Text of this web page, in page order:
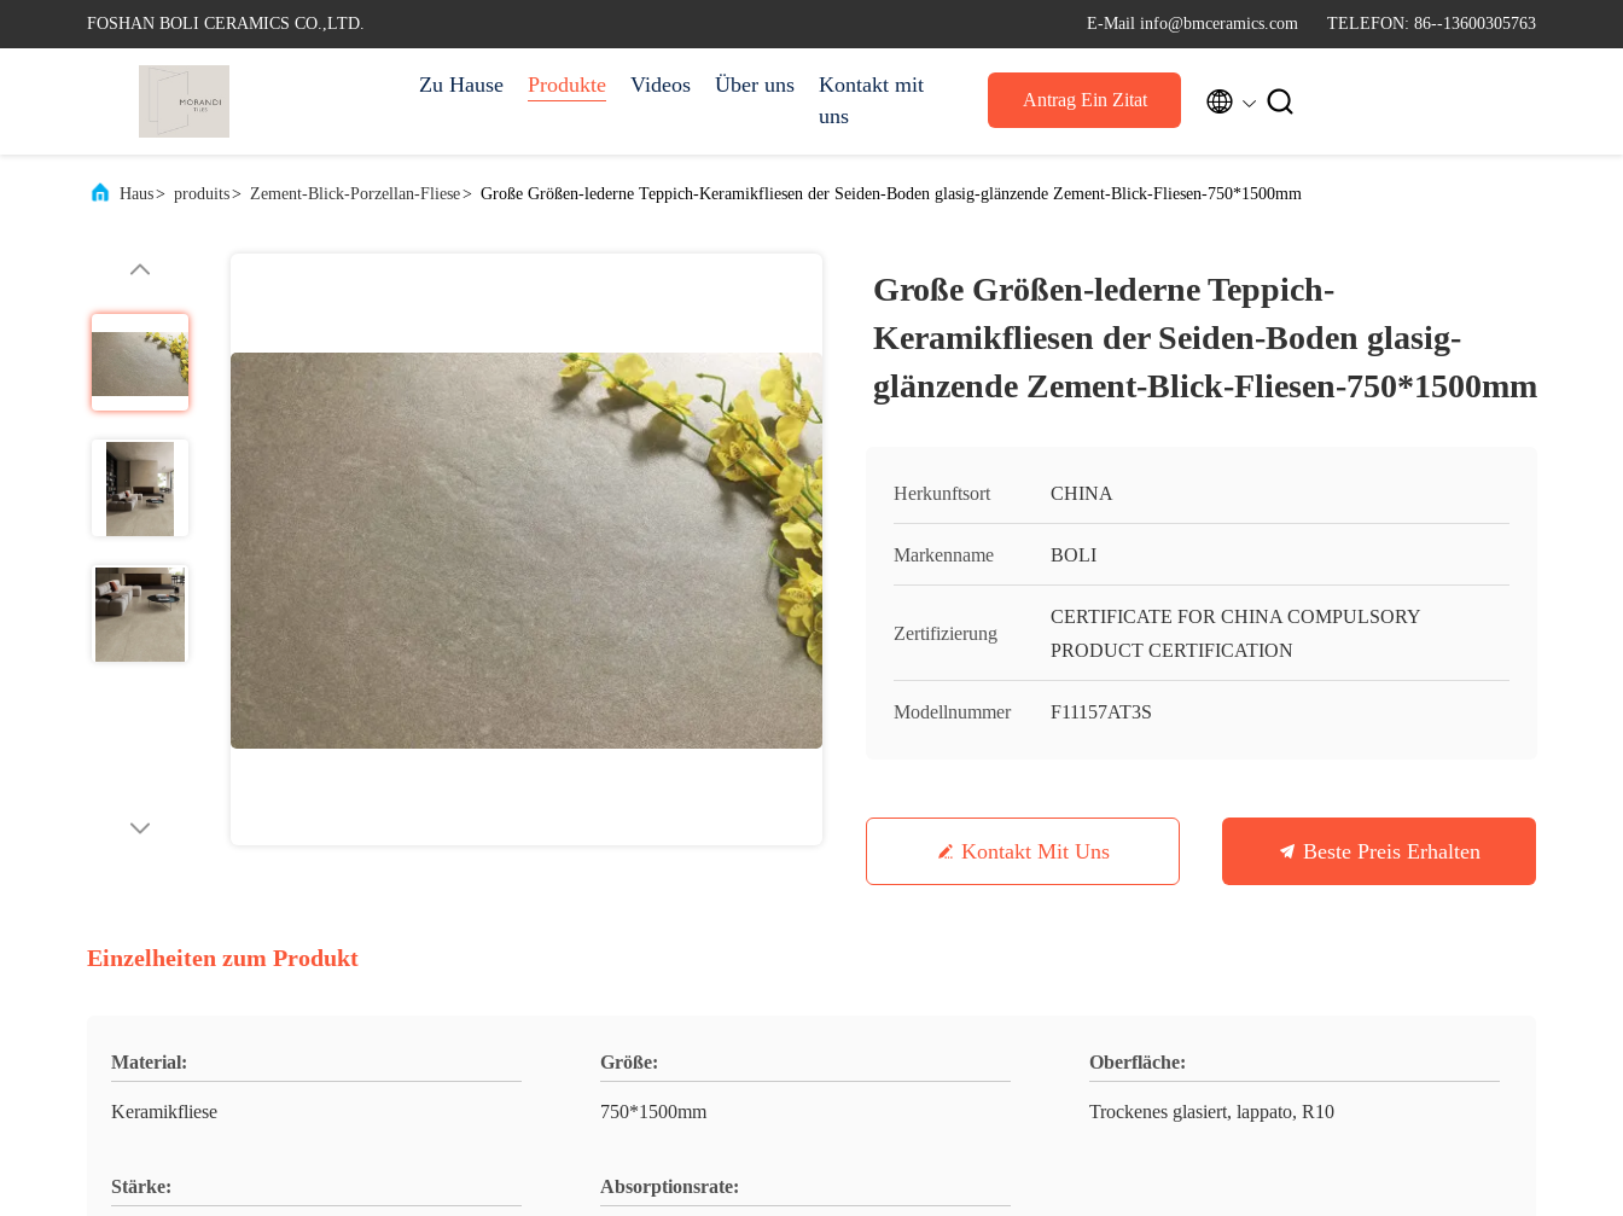
FOSHAN BOLI CERAMICS CO.,LTD. E-Mail info@bmceramics.com TELEFON: 86--13600305763
Zu Hause Produkte Videos Über uns
Kontakt mit
uns
Antrag Ein Zitat  
Haus> produits> Zement-Blick-Porzellan-Fliese> Große Größen-lederne Teppich-Keramikfliesen der Seiden-Boden glasig-glänzende Zement-Blick-Fliesen-750*1500mm
Große Größen-lederne Teppich-
Keramikfliesen der Seiden-Boden glasig-
glänzende Zement-Blick-Fliesen-750*1500mm
Herkunftsort CHINA
Markenname BOLI
Zertifizierung
CERTIFICATE FOR CHINA COMPULSORY
PRODUCT CERTIFICATION
Modellnummer F11157AT3S
Kontakt Mit Uns Beste Preis Erhalten
Einzelheiten zum Produkt
Material:
Keramikfliese
Größe:
750*1500mm
Oberfläche:
Trockenes glasiert, lappato, R10
Stärke: Absorptionsrate: